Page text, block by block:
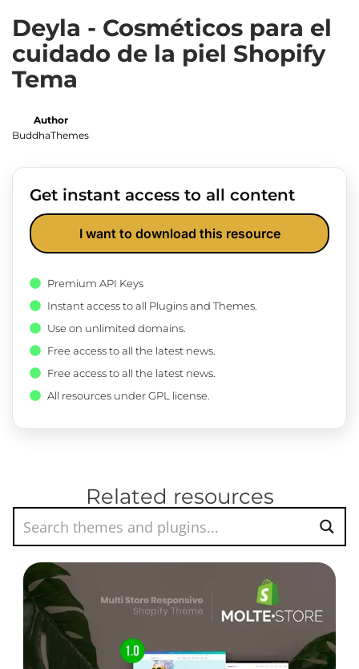
Deyla - Cosméticos para el
cuidado de la piel Shopify
Tema
Author
BuddhaThemes
Get instant access to all content
I want to download this resource
Premium API Keys
Instant access to all Plugins and Themes.
Use on unlimited domains.
Free access to all the latest news.
Free access to all the latest news.
All resources under GPL license.
Related resources